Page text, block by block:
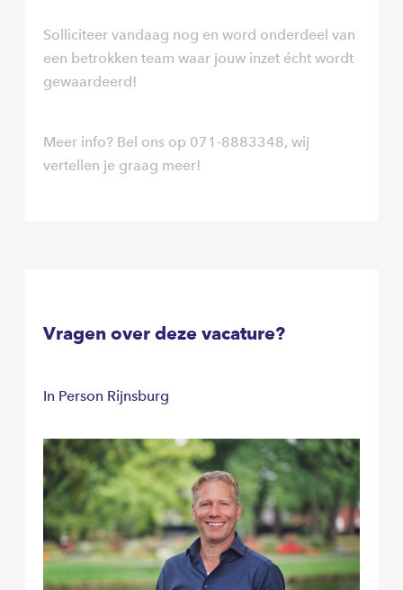
Solliciteer vandaag nog en word onderdeel van
een betrokken team waar jouw inzet écht wordt
gewaardeerd!
Meer info? Bel ons op 071-8883348, wij
vertellen je graag meer!
Vragen over deze vacature?
In Person Rijnsburg